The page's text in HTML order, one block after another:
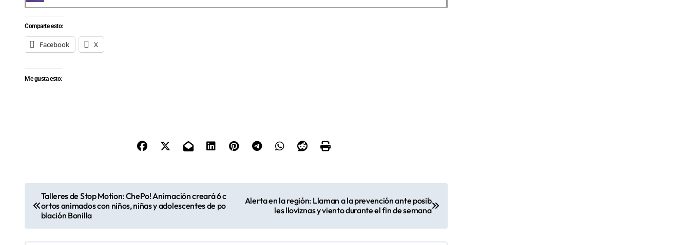
Comparte esto:
Facebook X
Me gusta esto:
v
Talleres de Stop Motion: ChePo! Animación creará 6 c
ortos animados con niños, niñas y adolescentes de po
blación Bonilla
Alerta en la región: Llaman a la prevención ante posib
les lloviznas y viento durante el fin de semana